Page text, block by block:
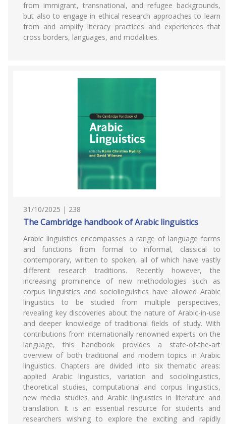
from immigrant, transnational, and refugee backgrounds,
but also to engage in ethical research approaches to learn
from and amplify literacy practices and experiences that
cross borders, languages, and modalities.
31/10/2025 | 238
The Cambridge handbook of Arabic linguistics
Arabic linguistics encompasses a range of language forms
and functions from formal to informal, classical to
contemporary, written to spoken, all of which have vastly
different research traditions. Recently however, the
increasing prominence of new methodologies such as
corpus linguistics and sociolinguistics have allowed Arabic
linguistics to be studied from multiple perspectives,
revealing key discoveries about the nature of Arabic-in-use
and deeper knowledge of traditional fields of study. With
contributions from internationally renowned experts on the
language, this handbook provides a state-of-the-art
overview of both traditional and modern topics in Arabic
linguistics. Chapters are divided into six thematic areas:
applied Arabic linguistics, variation and sociolinguistics,
theoretical studies, computational and corpus linguistics,
new media studies and Arabic linguistics in literature and
translation. It is an essential resource for students and
researchers wishing to explore the exciting and rapidly